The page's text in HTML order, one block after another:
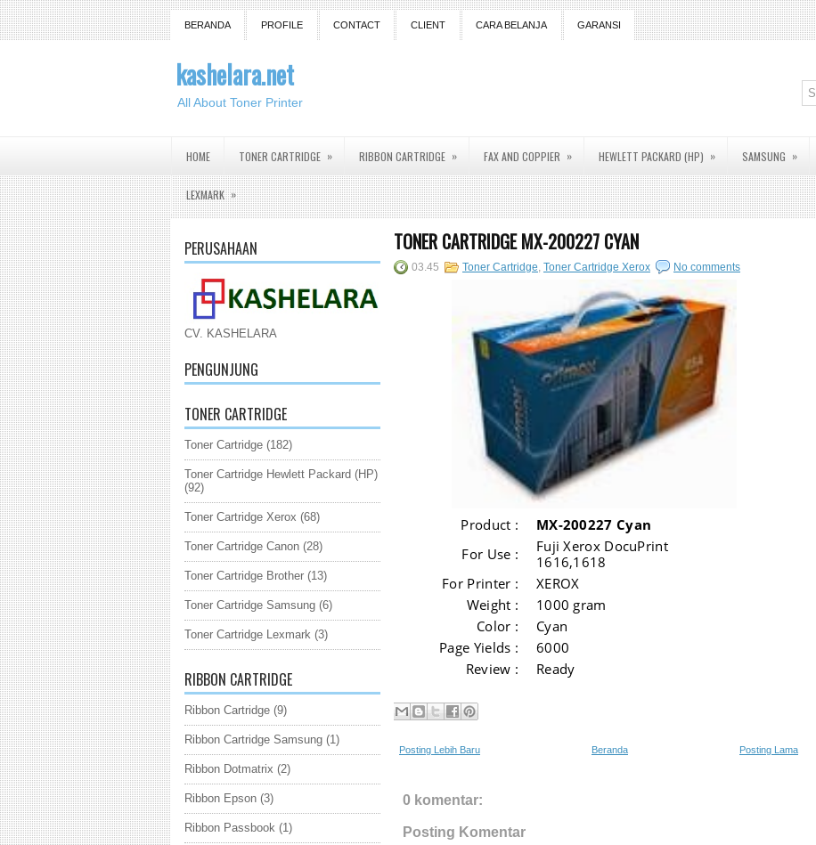
BERANDA PROFILE CONTACT CLIENT CARA BELANJA GARANSI
kashelara.net
All About Toner Printer
HOME TONER CARTRIDGE » RIBBON CARTRIDGE » FAX AND COPPIER » HEWLETT PACKARD (HP) » SAMSUNG »
LEXMARK »
PERUSAHAAN
CV. KASHELARA
PENGUNJUNG
TONER CARTRIDGE
Toner Cartridge (182)
Toner Cartridge Hewlett Packard (HP)
(92)
Toner Cartridge Xerox (68)
Toner Cartridge Canon (28)
Toner Cartridge Brother (13)
Toner Cartridge Samsung (6)
Toner Cartridge Lexmark (3)
RIBBON CARTRIDGE
Ribbon Cartridge (9)
Ribbon Cartridge Samsung (1)
Ribbon Dotmatrix (2)
Ribbon Epson (3)
Ribbon Passbook (1)
TONER CARTRIDGE MX-200227 CYAN
03.45 Toner Cartridge, Toner Cartridge Xerox No comments
Product :
MX-200227 Cyan
For Use :
Fuji Xerox DocuPrint
1616,1618
For Printer :
XEROX
Weight :
1000 gram
Color :
Cyan
Page Yields :
6000
Review :
Ready
Posting Lebih Baru Posting Lama
Beranda
0 komentar:
Posting Komentar